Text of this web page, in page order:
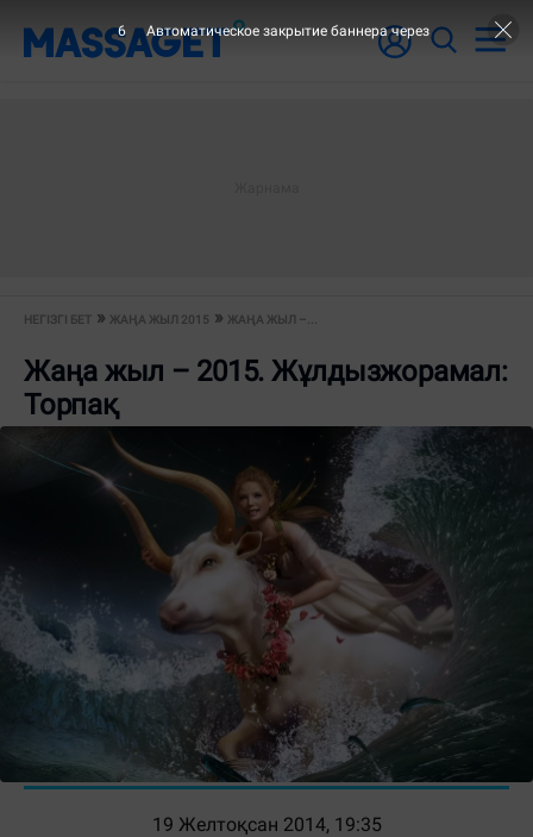
НЕГІЗГІ БЕТ ЖАҢА ЖЫЛ 2015 ЖАҢА ЖЫЛ –...
Жаңа жыл – 2015. Жұлдызжорамал:
Торпақ
19 Желтоқсан 2014, 19:35
5 Автоматическое закрытие баннера через